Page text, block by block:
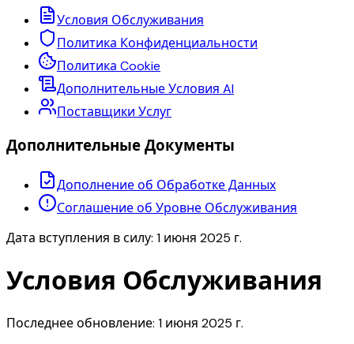
Условия Обслуживания
Политика Конфиденциальности
Политика Cookie
Дополнительные Условия AI
Поставщики Услуг
Дополнительные Документы
Дополнение об Обработке Данных
Соглашение об Уровне Обслуживания
Дата вступления в силу: 1 июня 2025 г.
Условия Обслуживания
Последнее обновление: 1 июня 2025 г.